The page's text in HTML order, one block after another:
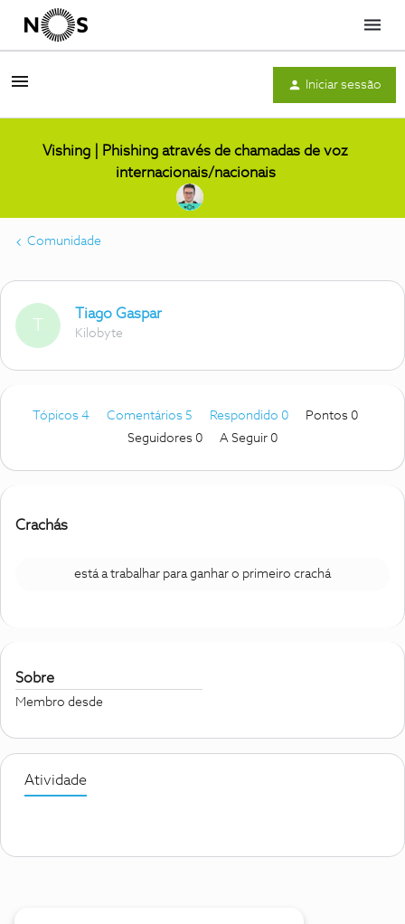
Menu
Iniciar sessão
Vishing | Phishing através de chamadas de voz
internacionais/nacionais
Comunidade
Tiago Gaspar
Kilobyte
Tópicos 4 Comentários 5 Respondido 0
Pontos 0
Seguidores 0 A Seguir 0
Crachás
está a trabalhar para ganhar o primeiro crachá
Sobre
Membro desde
Atividade